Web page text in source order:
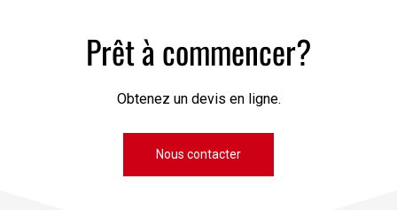
Prêt à commencer?
Obtenez un devis en ligne.
Nous contacter